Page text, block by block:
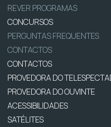
REVER PROGRAMAS
CONCURSOS
PERGUNTAS FREQUENTES
CONTACTOS
CONTACTOS
PROVEDORA DO
PROVEDORA DO OUVINTE
ACESSIBILIDADES
SATÉLITES